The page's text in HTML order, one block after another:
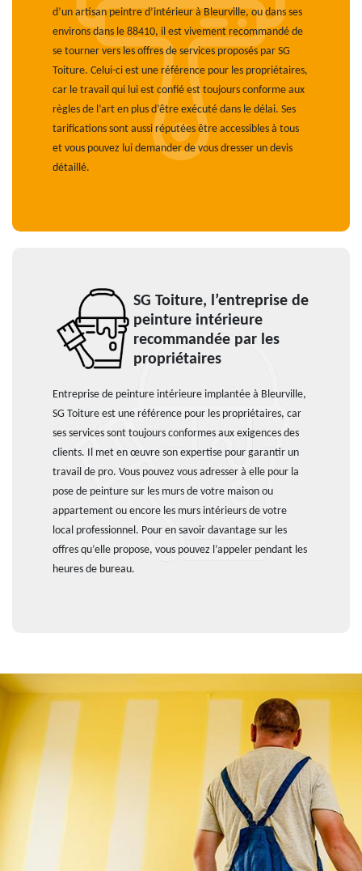
d’un artisan peintre d’intérieur à Bleurville, ou dans ses
environs dans le 88410, il est vivement recommandé de
se tourner vers les offres de services proposés par SG
Toiture. Celui-ci est une référence pour les propriétaires,
car le travail qui lui est confié est toujours conforme aux
règles de l’art en plus d’être exécuté dans le délai. Ses
tarifications sont aussi réputées être accessibles à tous
et vous pouvez lui demander de vous dresser un devis
détaillé.
SG Toiture, l’entreprise de
peinture intérieure
recommandée par les
propriétaires
Entreprise de peinture intérieure implantée à Bleurville,
SG Toiture est une référence pour les propriétaires, car
ses services sont toujours conformes aux exigences des
clients. Il met en œuvre son expertise pour garantir un
travail de pro. Vous pouvez vous adresser à elle pour la
pose de peinture sur les murs de votre maison ou
appartement ou encore les murs intérieurs de votre
local professionnel. Pour en savoir davantage sur les
offres qu’elle propose, vous pouvez l’appeler pendant les
heures de bureau.